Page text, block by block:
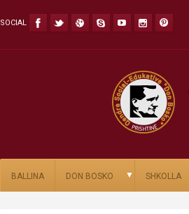
SOCIAL
BALLINA DON BOSKO ▼ SHKOLLA